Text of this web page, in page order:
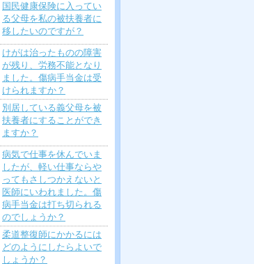
国民健康保険に入ってい
る父母を私の被扶養者に
移したいのですが？
けがは治ったものの障害
が残り、労務不能となり
ました。傷病手当金は受
けられますか？
別居している義父母を被
扶養者にすることができ
ますか？
病気で仕事を休んでいま
したが、軽い仕事ならや
ってもさしつかえないと
医師にいわれました。傷
病手当金は打ち切られる
のでしょうか？
柔道整復師にかかるには
どのようにしたらよいで
しょうか？